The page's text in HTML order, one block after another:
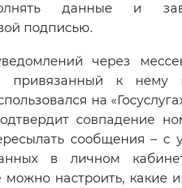
данные и
подписью.
через
привязанный к нему
на
совпадение
сообщения – с
в личном
можно настроить, какие